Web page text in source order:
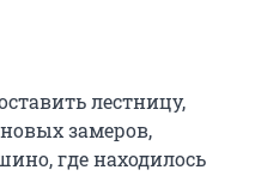
лестницу,
замеров,
где находилось